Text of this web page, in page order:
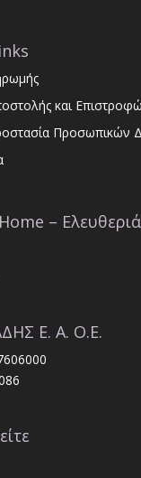
και
Προσωπικών
–
Ε. Α. Ο.Ε.